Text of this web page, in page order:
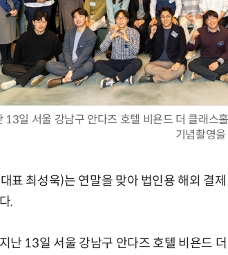
13일 서울 강남구 안다즈 호텔 비욘드 더 클래스
기념촬영
표 최성욱)는 연말을 맞아 법인용 해외 결
.
난 13일 서울 강남구 안다즈 호텔 비욘드